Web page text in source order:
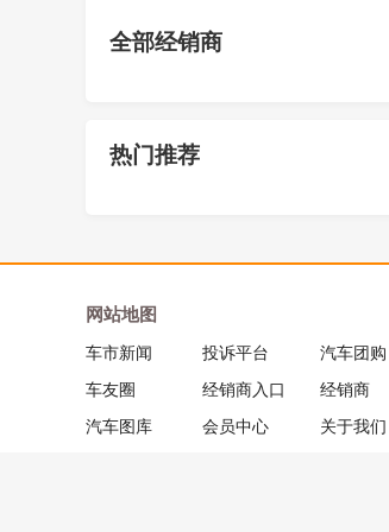
全部经销商
热门推荐
网站地图
车市新闻 投诉平台 汽车团购
车友圈
经销商入口 经销商
汽车图库
会员中心 关于我们